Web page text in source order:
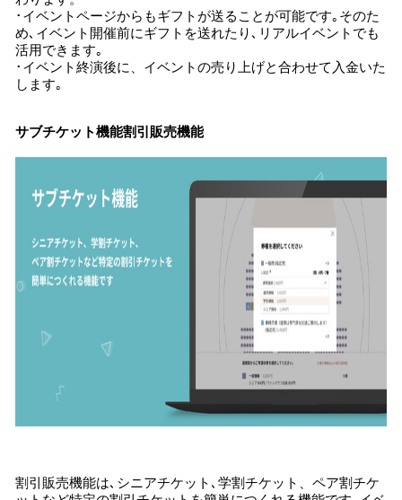
･イベントページからもギフトが送ることが可能です｡そのた
め､イベント開催前にギフトを送れたり､リアルイベントでも
活用できます｡
･イベント終演後に、イベントの売り上げと合わせて入金いた
します｡
サブチケット機能割引販売機能
割引販売機能は､シニアチケット､学割チケット、ペア割チケ